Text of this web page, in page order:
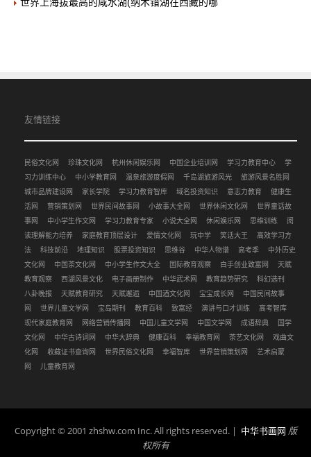
友情链接
民俗文化网 珍珠文化网 杭州休闲娱乐网 中国企业培训网 学习力教育中心
学
习力训练中心
中小学教育网 温泉旅游度假网 千岛湖旅游风光
旅游风景名胜网
城市品牌建设网
家长学院 学习力教育智库 域名投资知识 意志力教育
健康生
活网
营销策划网 世界民间故事网 小故事大全网 世界休闲文化网
世界童话故
事网
中小学生作文网 学习力教育专家 小说大全网 休闲娱乐网 思维训练
阅
读理解能力培养
家庭教育顶层设计 爱情文化网 玩中学 笑话大王
高效学习方
法
科技前沿 地理知识 股票投资知识 思维谷 中华人物谱 高考季
中外历史
文化网
中国茶文化网 中小学生作文大全 国际教育观察 白手创业致富网
天赋
教育观察
西湖风景文化 电子画册制作 中华武术网 教育趋势研究
科幻选刊
八卦晚报
天赋教育研究 天赋邂逅 中国酒文化网 宝宝成长网
中国民间故事
网
世界儿童文学网 宝岛期刊 教育百科 致富经 演讲与口才训练
高考智库
现代家庭教育网
网络营销传播网 中国儿童文学网 中国文学网 成语辞典
国学
文化网
中华古诗词网 中华大辞典 健康百科 幸福教育网 茶艺文化网
戏曲文
化网
收藏证书查询网 世界民俗文化网 幸福智库 世界营销策划网
艺术启蒙
网
儿童教育网
Copyright © 2001 zhshw.com Inc. All rights reserved. | 中华书画网 版
权所有